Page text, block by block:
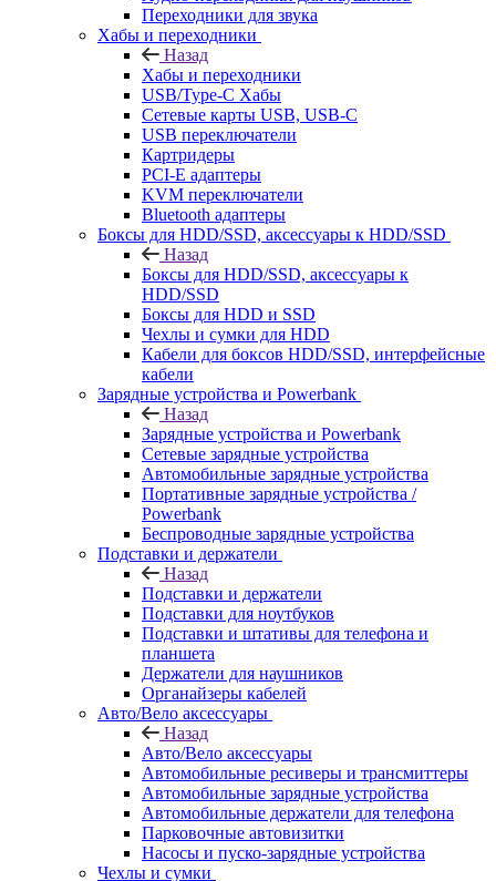
Переходники для звука
Хабы и переходники
Назад
Хабы и переходники
USB/Type-C Хабы
Сетевые карты USB, USB-C
USB переключатели
Картридеры
PCI-E адаптеры
KVM переключатели
Bluetooth адаптеры
Боксы для HDD/SSD, аксессуары к HDD/SSD
Назад
Боксы для HDD/SSD, аксессуары к
HDD/SSD
Боксы для HDD и SSD
Чехлы и сумки для HDD
Кабели для боксов HDD/SSD, интерфейсные
кабели
Зарядные устройства и Powerbank
Назад
Зарядные устройства и Powerbank
Сетевые зарядные устройства
Автомобильные зарядные устройства
Портативные зарядные устройства /
Powerbank
Беспроводные зарядные устройства
Подставки и держатели
Назад
Подставки и держатели
Подставки для ноутбуков
Подставки и штативы для телефона и
планшета
Держатели для наушников
Органайзеры кабелей
Авто/Вело аксессуары
Назад
Авто/Вело аксессуары
Автомобильные ресиверы и трансмиттеры
Автомобильные зарядные устройства
Автомобильные держатели для телефона
Парковочные автовизитки
Насосы и пуско-зарядные устройства
Чехлы и сумки